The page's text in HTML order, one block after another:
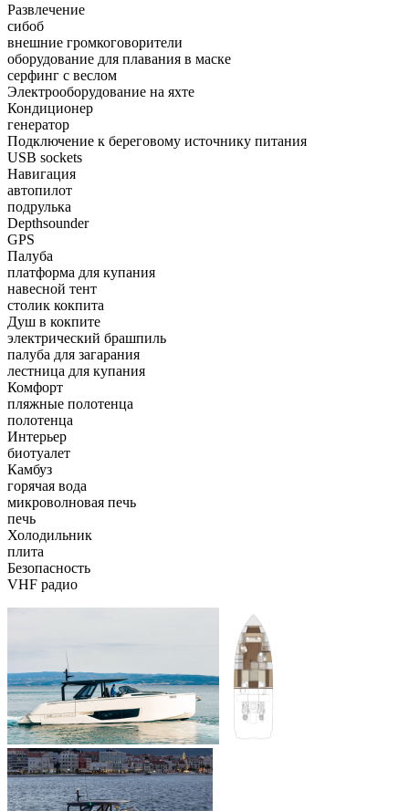
Развлечение
сибоб
внешние громкоговорители
оборудование для плавания в маске
серфинг с веслом
Электрооборудование на яхте
Кондиционер
генератор
Подключение к береговому источнику питания
USB sockets
Навигация
автопилот
подрулька
Depthsounder
GPS
Палуба
платформа для купания
навесной тент
столик кокпита
Душ в кокпите
электрический брашпиль
палуба для загарания
лестница для купания
Комфорт
пляжные полотенца
полотенца
Интерьер
биотуалет
Камбуз
горячая вода
микроволновая печь
печь
Холодильник
плита
Безопасность
VHF радио